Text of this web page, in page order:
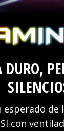
DURO,
esperado de
con